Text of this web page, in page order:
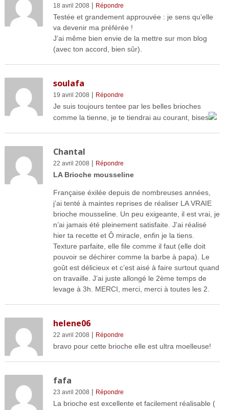
18 avril 2008 | Répondre
Testée et grandement approuvée : je sens qu’elle
va devenir ma préférée !
J’ai même bien envie de la mettre sur mon blog
(avec ton accord, bien sûr).
soulafa
19 avril 2008 | Répondre
Je suis toujours tentee par les belles brioches
comme la tienne, je te tiendrai au courant, bises
Chantal
22 avril 2008 | Répondre
LA Brioche mousseline
Française éxilée depuis de nombreuses années,
j’ai tenté à maintes reprises de réaliser LA VRAIE
brioche mousseline. Un peu exigeante, il est vrai, je
n’ai jamais été pleinement satisfaite. J’ai réalisé
hier ta recette et Ô miracle, enfin je la tiens.
Texture parfaite, elle file comme il faut (elle doit
pouvoir se déchirer comme la barbe à papa). Le
goût est délicieux et c’est aisé à faire surtout quand
on travaille. J’ai juste allongé le 2ème temps de
levage à 3h. MERCI, merci, merci à toutes les 2.
helene06
22 avril 2008 | Répondre
bravo pour cette brioche elle est ultra moelleuse!
fafa
23 avril 2008 | Répondre
La brioche est excellente et facilement réalisable (